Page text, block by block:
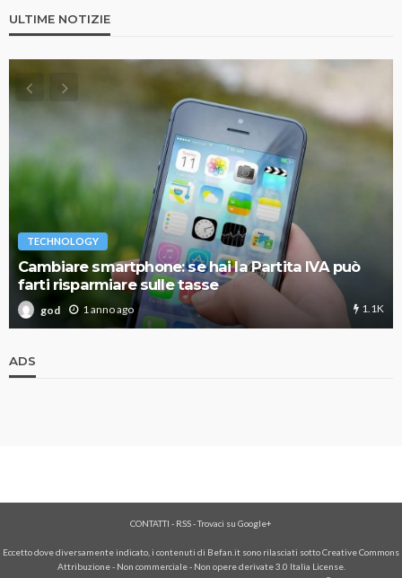
ULTIME NOTIZIE
TECHNOLOGY
Cambiare smartphone: se hai la Partita IVA può
farti risparmiare sulle tasse
god 1 anno ago 1.1K
ADS
CONTATTI - RSS-Trovaci su Google+
Eccetto dove diversamente indicato, i contenuti di Befan.it sono rilasciati sotto Creative Commons
Attribuzione - Non commerciale - Non opere derivate 3.0 Italia License.